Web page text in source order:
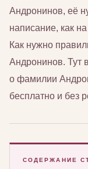
Андронинов, её
написание, как
Как нужно
Андронинов. Тут
о фамилии
бесплатно и без
СОДЕРЖАНИЕ